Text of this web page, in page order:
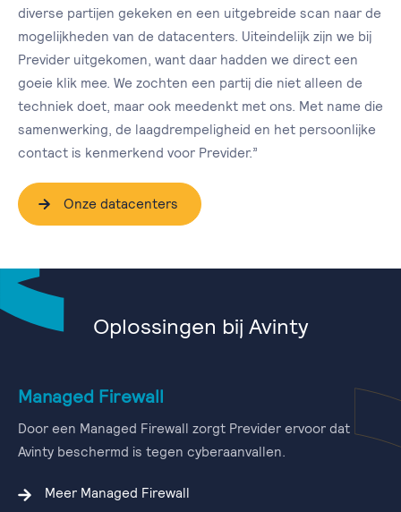
diverse partijen gekeken en een uitgebreide scan naar de
mogelijkheden van de datacenters. Uiteindelijk zijn we bij
Previder uitgekomen, want daar hadden we direct een
goeie klik mee. We zochten een partij die niet alleen de
techniek doet, maar ook meedenkt met ons. Met name die
samenwerking, de laagdrempeligheid en het persoonlijke
contact is kenmerkend voor Previder.”
Onze datacenters
Oplossingen bij Avinty
Managed Firewall
Door een Managed Firewall zorgt Previder ervoor dat
Avinty beschermd is tegen cyberaanvallen.
Meer Managed Firewall